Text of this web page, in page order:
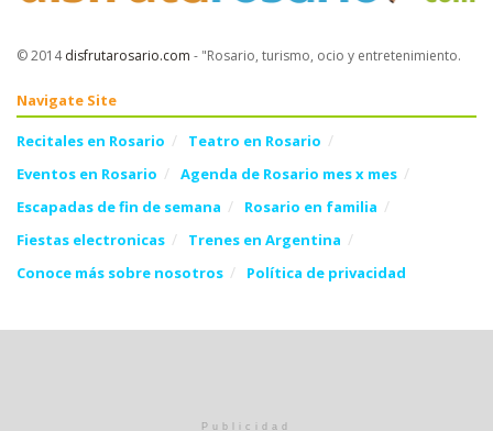
© 2014disfrutarosario.com - "Rosario, turismo, ocio y entretenimiento.
Navigate Site
Recitales en Rosario
Teatro en Rosario
Eventos en Rosario
Agenda de Rosario mes x mes
Escapadas de fin de semana
Rosario en familia
Fiestas electronicas
Trenes en Argentina
Conoce más sobre nosotros
Política de privacidad
Publicidad